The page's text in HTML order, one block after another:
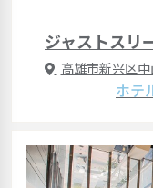
ジャストスリ
高雄市新兴区
ホテ